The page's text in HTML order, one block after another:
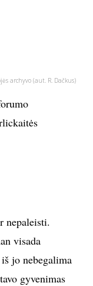
archyvo (aut. R. Dačkus)
nepaleisti.
visada
jo nebegalima
gyvenimas